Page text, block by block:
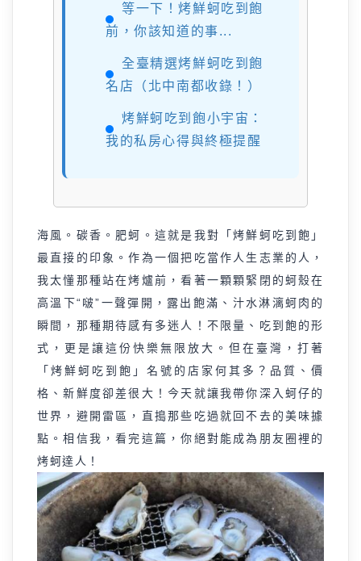
等一下！烤鮮蚵吃到飽
前，你該知道的事...
全臺精選烤鮮蚵吃到飽
名店（北中南都收錄！）
烤鮮蚵吃到飽小宇宙：
我的私房心得與終極提醒
海風。碳香。肥蚵。這就是我對「烤鮮蚵吃到飽」
最直接的印象。作為一個把吃當作人生志業的人，
我太懂那種站在烤爐前，看著一顆顆緊閉的蚵殼在
高溫下“啵”一聲彈開，露出飽滿、汁水淋漓蚵肉的
瞬間，那種期待感有多迷人！不限量、吃到飽的形
式，更是讓這份快樂無限放大。但在臺灣，打著
「烤鮮蚵吃到飽」名號的店家何其多？品質、價
格、新鮮度卻差很大！今天就讓我帶你深入蚵仔的
世界，避開雷區，直搗那些吃過就回不去的美味據
點。相信我，看完這篇，你絕對能成為朋友圈裡的
烤蚵達人！